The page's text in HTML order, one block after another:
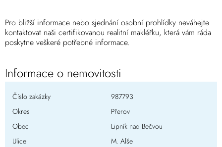
Pro bližší informace nebo sjednání osobní prohlídky neváhejte
kontaktovat naši certifikovanou realitní makléřku, která vám ráda
poskytne veškeré potřebné informace.
Informace o nemovitosti
Číslo zakázky
987793
Okres
Přerov
Obec
Lipník nad Bečvou
Ulice
M. Alše